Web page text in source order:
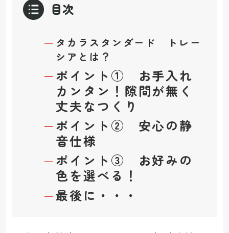
目次
タカラスタンダード トレー
シアとは？
ポイント① お手入れ
カンタン！隙間が無く
丈夫なつくり
ポイント② 安心の静
音仕様
ポイント③ お好みの
色を選べる！
最後に・・・